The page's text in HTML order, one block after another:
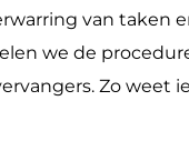
van taken
we de
Zo weet